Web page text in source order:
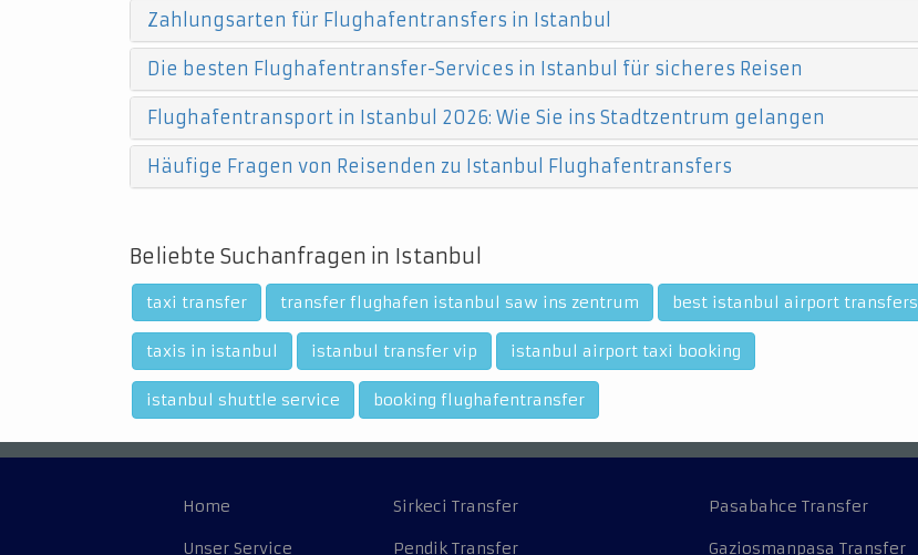
Zahlungsarten für Flughafentransfers in Istanbul
Die besten Flughafentransfer-Services in Istanbul für sicheres Reisen
Flughafentransport in Istanbul 2026: Wie Sie ins Stadtzentrum gelangen
Häufige Fragen von Reisenden zu Istanbul Flughafentransfers
Beliebte Suchanfragen in Istanbul
taxi transfer transfer flughafen istanbul saw ins zentrum best istanbul airport transfers
taxis in istanbul istanbul transfer vip istanbul airport taxi booking
istanbul shuttle service booking flughafentransfer
Home
Unser Service
Sirkeci Transfer
Pendik Transfer
Pasabahce Transfer
Gaziosmanpasa Transfer